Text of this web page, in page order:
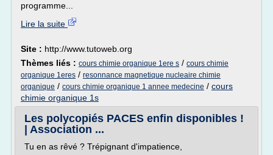
programme...
Lire la suite
Site : http://www.tutoweb.org
Thèmes liés : cours chimie organique 1ere s / cours chimie
organique 1eres / resonnance magnetique nucleaire chimie
organique / cours chimie organique 1 annee medecine / cours
chimie organique 1s
Les polycopiés PACES enfin disponibles !
| Association ...
Tu en as rêvé ? Trépignant d'impatience,